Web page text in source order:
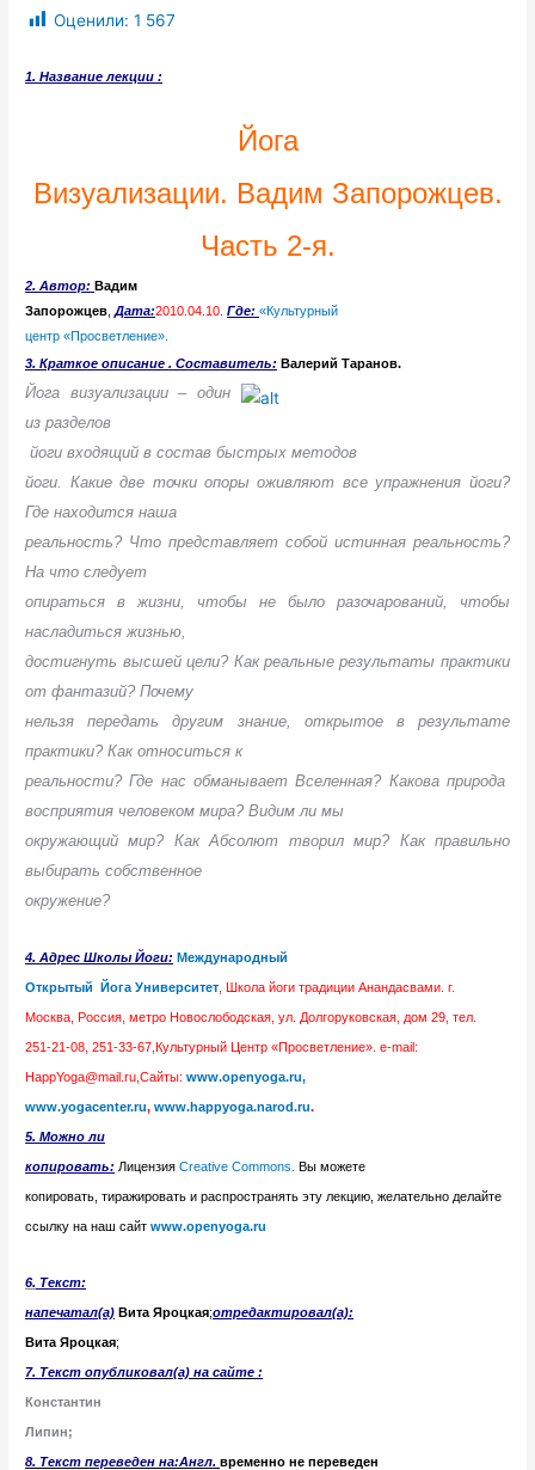
Оценили: 1 567
1. Название лекции :
Йога
Визуализации. Вадим Запорожцев.
Часть 2-я.
2. Автор: Вадим
Запорожцев ,Дата:2010.04.10.Где:«Культурный
центр «Просветление».
3. Краткое описание. Составитель: Валерий Таранов.
Йога визуализации – один
из разделов
йоги входящий в состав быстрых методов
йоги. Какие две точки опоры оживляют все упражнения йоги?
Где находится наша
реальность? Что представляет собой истинная реальность?
На что следует
опираться в жизни, чтобы не было разочарований, чтобы
насладиться жизнью,
достигнуть высшей цели? Как реальные результаты практики
от фантазий? Почему
нельзя передать другим знание, открытое в результате
практики? Как относиться к
реальности? Где нас обманывает Вселенная? Какова природа
восприятия человеком мира? Видим ли мы
окружающий мир? Как Абсолют творил мир? Как правильно
выбирать собственное
окружение?
4.Адрес Школы Йоги: Международный
Открытый Йога Университет , Школа йоги традиции Анандасвами. г.
Москва, Россия, метро Новослободская, ул. Долгоруковская, дом 29, тел.
251-21-08, 251-33-67,Культурный Центр «Просветление». e-mail:
HappYoga@mail.ru,Сайты:www.openyoga.ru,
www.yogacenter.ru,www.happyoga.narod.ru.
5. Можно ли
копировать: ЛицензияCreative Commons. Вы можете
копировать, тиражировать и распространять эту лекцию, желательно делайте
ссылку на наш сайтwww.openyoga.ru
6. Текст:
напечатал(а) Вита Яроцкая;отредактировал(а):
Вита Яроцкая;
7. Текст опубликовал(а) на сайте :
Константин
Липин;
8. Текст переведен на:Англ.временно не переведен